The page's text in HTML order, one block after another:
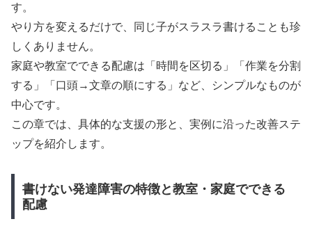
す。
やり方を変えるだけで、同じ子がスラスラ書けることも珍
しくありません。
家庭や教室でできる配慮は「時間を区切る」「作業を分割
する」「口頭→文章の順にする」など、シンプルなものが
中心です。
この章では、具体的な支援の形と、実例に沿った改善ステ
ップを紹介します。
書けない発達障害の特徴と教室・家庭でできる
配慮